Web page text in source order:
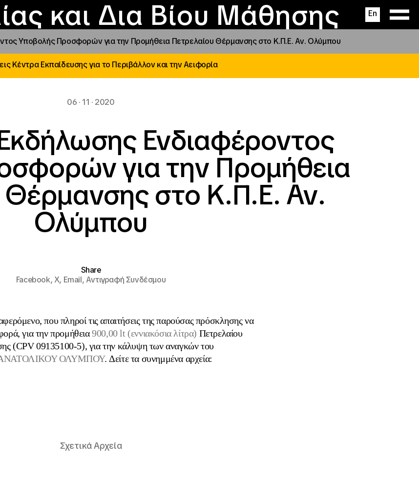
και Δια Βίου Μάθησης En
Το ΙΝΕΔΙΒΙΜκαι δράσεις
Εστίες
αιγίδας
Νέα
Επικοινωνία
Υποβολής Προσφορών για την Προμήθεια Πετρελαίου Θέρμανσης στο Κ.Π.Ε. Αν. Ολύμπου
Κέντρα Εκπαίδευσης για το Περιβάλλον και την Αειφορία
06 · 11 · 2020
Ενδιαφέροντος
για την Προμήθεια
Θέρμανσης στο Κ.Π.Ε. Αν.
Ολύμπου
Share
Facebook,X, Email,Αντιγραφή Συνδέσμου
που πληροί τις απαιτήσεις της παρούσας πρόσκλησης να
για την προμήθεια900,00 lt (εννιακόσια λίτρα) Πετρελαίου
(CPV 09135100-5), για την κάλυψη των αναγκών του
ΟΛΥΜΠΟΥ. Δείτε τα συνημμένα αρχεία:
Σχετικά Αρχεία